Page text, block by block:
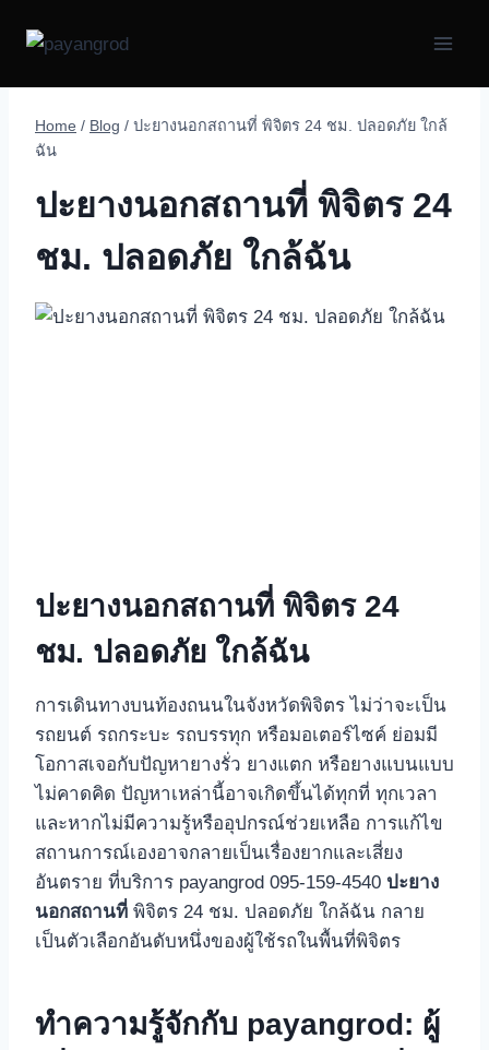
Home / Blog / ปะยางนอกสถานที่ พิจิตร 24 ชม. ปลอดภัย ใกล้
ฉัน
ปะยางนอกสถานที่ พิจิตร 24
ชม. ปลอดภัย ใกล้ฉัน
ปะยางนอกสถานที่ พิจิตร 24
ชม. ปลอดภัย ใกล้ฉัน
การเดินทางบนท้องถนนในจังหวัดพิจิตร ไม่ว่าจะเป็น
รถยนต์ รถกระบะ รถบรรทุก หรือมอเตอร์ไซค์ ย่อมมี
โอกาสเจอกับปัญหายางรั่ว ยางแตก หรือยางแบนแบบ
ไม่คาดคิด ปัญหาเหล่านี้อาจเกิดขึ้นได้ทุกที่ ทุกเวลา
และหากไม่มีความรู้หรืออุปกรณ์ช่วยเหลือ การแก้ไข
สถานการณ์เองอาจกลายเป็นเรื่องยากและเสี่ยง
อันตราย ที่บริการ payangrod 095-159-4540 ปะยาง
นอกสถานที่ พิจิตร 24 ชม. ปลอดภัย ใกล้ฉัน กลาย
เป็นตัวเลือกอันดับหนึ่งของผู้ใช้รถในพื้นที่พิจิตร
ทำความรู้จักกับ payangrod: ผู้